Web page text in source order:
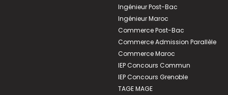
Ingénieur Post-Bac
Ingénieur Maroc
Commerce Post-Bac
Commerce Admission Parallèle
Commerce Maroc
IEP Concours Commun
IEP Concours Grenoble
TAGE MAGE